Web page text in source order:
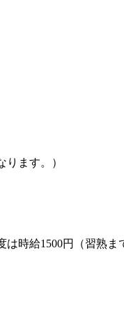
ます。）
は時給1500円（習熟